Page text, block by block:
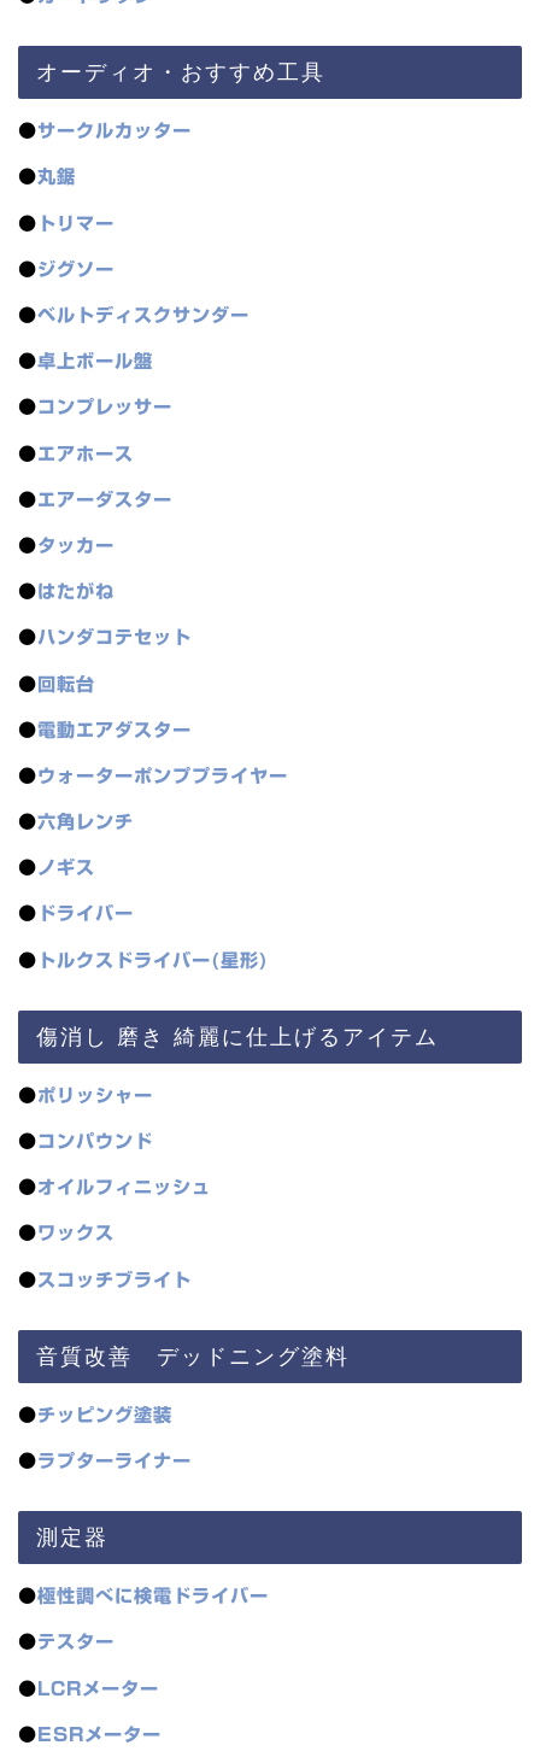
オーディオ・おすすめ工具
●サークルカッター
●丸鋸
● トリマー
●ジグソー
●ベルトディスクサンダー
●卓上ボール盤
●コンプレッサー
●エアホース
●エアーダスター
●タッカー
●はたがね
●ハンダコテセット
● 回転台
●電動エアダスター
●ウォーターポンププライヤー
●六角レンチ
●ノギス
● ドライバー
● トルクスドライバー(星形)
傷消し 磨き 綺麗に仕上げるアイテム
●ポリッシャー
●コンパウンド
●オイルフィニッシュ
●ワックス
●スコッチブライト
音質改善 デッドニング塗料
●チッピング塗装
●ラプターライナー
測定器
●極性調べに検電ドライバー
●テスター
● LCRメーター
● ESRメーター